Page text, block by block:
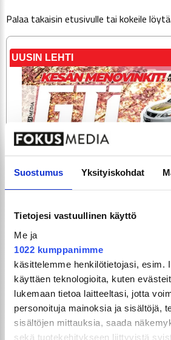
Suostumus Yksityiskohdat
Tietojesi vastuullinen käyttö
Me ja
1022 kumppanimme
käsittelemme henkilötietojasi, esim.
käyttäen teknologioita, kuten
lukemaan tietoa laitteeltasi, jotta
personoituja mainoksia ja sisältöjä,
sisältöjen mittauksia, saada
sekä tuotekehitykseen liittyvistä
KILPAILUT
TEKNIIKKA
ARTIKKELIT
TILAA
Palaa takaisin etusivulle tai kokeile
UUSIN LEHTI
GTi-Magazinen numero 5 /
3.6.2026!
UUSIMMAT